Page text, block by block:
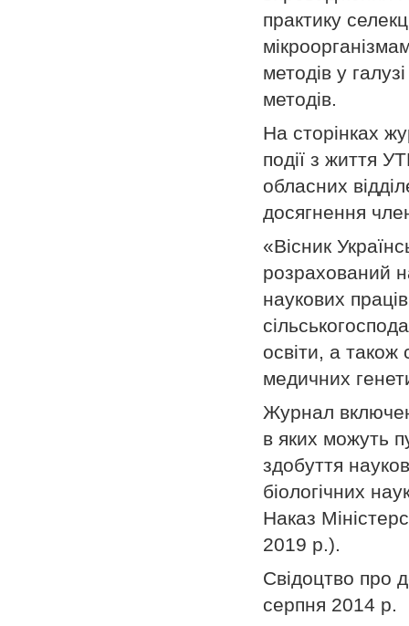
практику
методів у
методів.
На сторінках
події з життя
обласних
досягнення
«Вісник
розрахований
наукових
освіти, а також
медичних
Журнал
в яких можуть
здобуття
біологічних
Наказ
2019 р.).
Свідоцтво про
серпня 2014 р.